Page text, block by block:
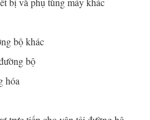
bộ khác
bộ
hóa